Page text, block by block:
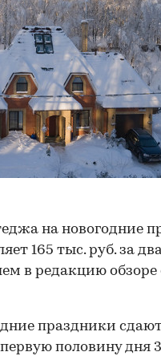
на новогодние
165 тыс. руб. за
в редакцию
праздники сдают
половину дня